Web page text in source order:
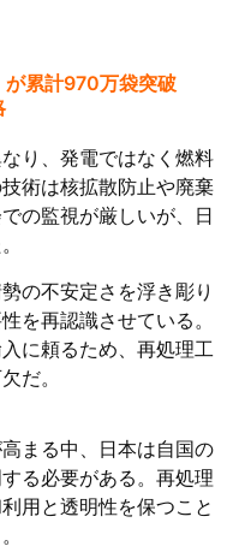
が累計970万袋突破
り、発電ではなく燃料
術は核拡散防止や廃棄
の監視が厳しいが、日
の不安定さを浮き彫り
を再認識させている。
に頼るため、再処理工
だ。
まる中、日本は自国の
る必要がある。再処理
用と透明性を保つこと